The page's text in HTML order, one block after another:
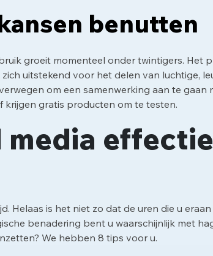
benutten
groeit momenteel onder twintigers. Het
uitstekend voor het delen van luchtige,
om een samenwerking aan te gaan
gratis producten om te testen.
media
Helaas is het niet zo dat de uren die u
benadering bent u waarschijnlijk met
We hebben 8 tips voor u.